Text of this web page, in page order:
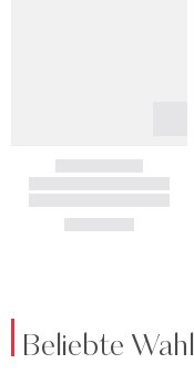
Beliebte Wahl